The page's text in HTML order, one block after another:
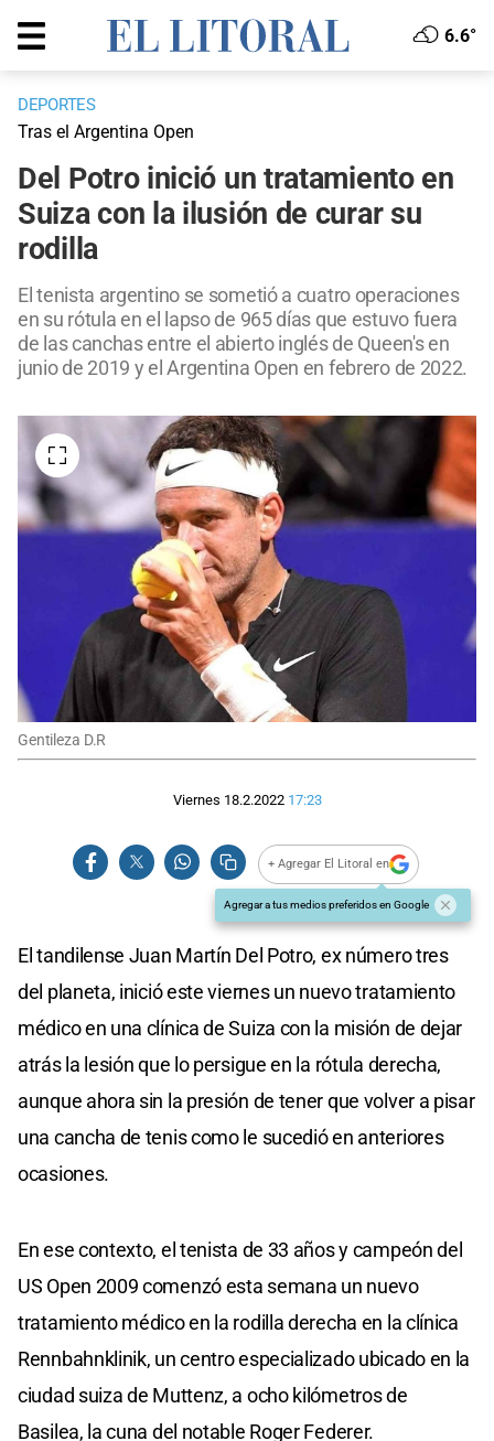
6.6°
DEPORTES
Tras el Argentina Open
Del Potro inició un tratamiento en
Suiza con la ilusión de curar su
rodilla
El tenista argentino se sometió a cuatro operaciones
en su rótula en el lapso de 965 días que estuvo fuera
de las canchas entre el abierto inglés de Queen's en
junio de 2019 y el Argentina Open en febrero de 2022.
Gentileza D.R
Viernes 18.2.2022 17:23
+ Agregar El Litoral en
Agregar a tus medios preferidos en Google
El tandilense Juan Martín Del Potro, ex número tres
del planeta, inició este viernes un nuevo tratamiento
médico en una clínica de Suiza con la misión de dejar
atrás la lesión que lo persigue en la rótula derecha,
aunque ahora sin la presión de tener que volver a pisar
una cancha de tenis como le sucedió en anteriores
ocasiones.
En ese contexto, el tenista de 33 años y campeón del
US Open 2009 comenzó esta semana un nuevo
tratamiento médico en la rodilla derecha en la clínica
Rennbahnklinik, un centro especializado ubicado en la
ciudad suiza de Muttenz, a ocho kilómetros de
Basilea, la cuna del notable Roger Federer.